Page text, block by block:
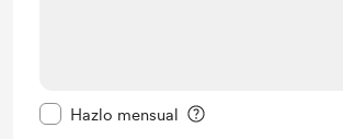
Hazlo mensual